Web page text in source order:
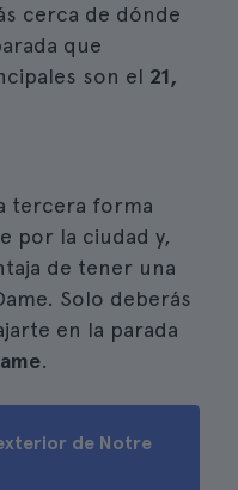
cerca de dónde
que
son el 21,
tercera forma
por la ciudad y,
de tener una
Solo deberás
en la parada
.
de Notre